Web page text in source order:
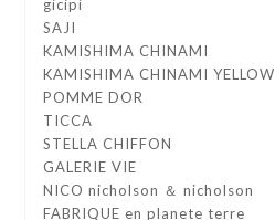
gicipi
SAJI
KAMISHIMA CHINAMI
KAMISHIMA CHINAMI YELLOW
POMME DOR
TICCA
STELLA CHIFFON
GALERIE VIE
NICO nicholson ＆ nicholson
FABRIQUE en planete terre